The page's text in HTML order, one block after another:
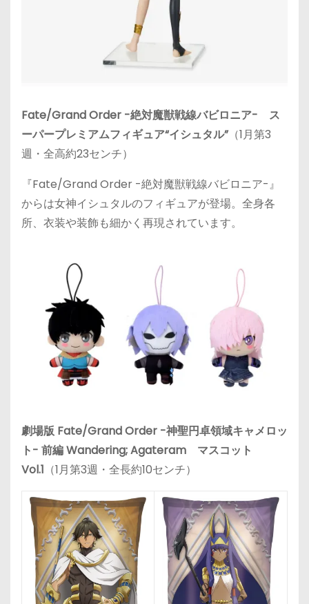
Fate/Grand Order -絶対魔獣戦線バビロニア- ス
ーパープレミアムフィギュア“イシュタル”（1月第3
週・全高約23センチ）
『Fate/Grand Order -絶対魔獣戦線バビロニア-』
からは女神イシュタルのフィギュアが登場。全身各
所、衣装や装飾も細かく再現されています。
劇場版 Fate/Grand Order -神聖円卓領域キャメロッ
ト- 前編 Wandering; Agateram マスコット
Vol.1 （1月第3週・全長約10センチ）